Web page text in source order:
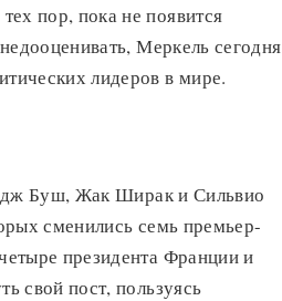
пор, пока не появится
Меркель сегодня
лидеров в мире.
Буш, Жак Ширак и Сильвио
сменились семь премьер-
президента Франции и
свой пост, пользуясь